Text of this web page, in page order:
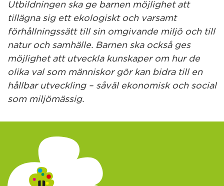
Utbildningen ska ge barnen möjlighet att
tillägna sig ett ekologiskt och varsamt
förhållningssätt till sin omgivande miljö och till
natur och samhälle. Barnen ska också ges
möjlighet att utveckla kunskaper om hur de
olika val som människor gör kan bidra till en
hållbar utveckling – såväl ekonomisk och social
som miljömässig.